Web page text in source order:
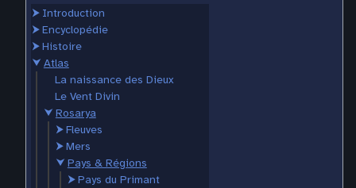
⮞ Introduction
⮞Encyclopédie
⮞Histoire
⮟ Atlas
La naissance des Dieux
Le Vent Divin
⮟ Rosarya
⮞Fleuves
⮞Mers
⮟ Pays & Régions
⮞Pays du Primant